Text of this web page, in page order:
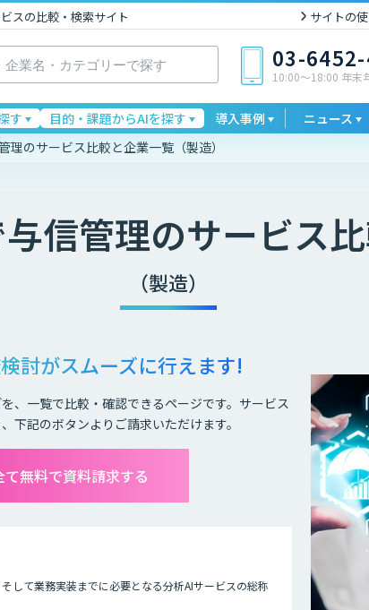
スの比較・検索サイト サイトの
03-
10:00〜18:00 年末
す 目的・課題からAIを探す 導入事例
ニュース
理のサービス比較と企業一覧（製造）
信管理のサービス
（製造）
討がスムーズに行えます!
、一覧で比較・確認できるページです。サービス
下記のボタンよりご請求いただけます。
無料で資料請求する
して業務実装までに必要となる分析AIサービスの総称